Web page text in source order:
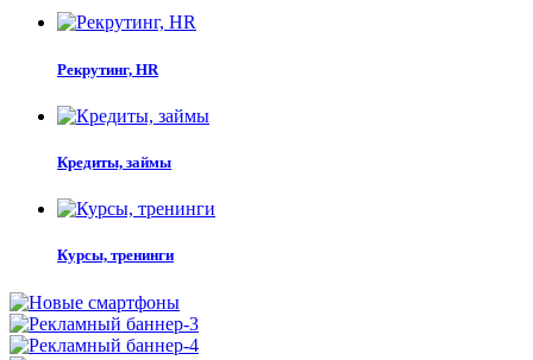
Рекрутинг, HR
Кредиты, займы
Курсы, тренинги